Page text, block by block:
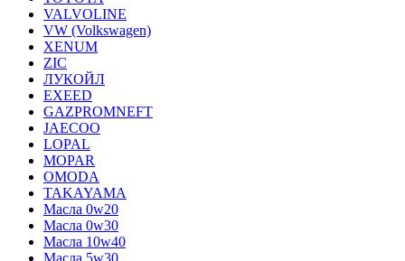
VALVOLINE
VW (Volkswagen)
XENUM
ZIC
ЛУКОЙЛ
EXEED
GAZPROMNEFT
JAECOO
LOPAL
MOPAR
OMODA
TAKAYAMA
Масла 0w20
Масла 0w30
Масла 10w40